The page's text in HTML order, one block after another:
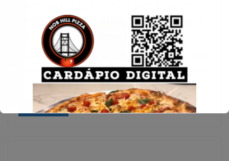
morto; mãe tentou intervir para
proteger os filhos
Crime, registrado no último domingo, é investigado como
homicídio qualificado e tentativa de homicídio; Polícia Civil
aponta motivação passional e
Read More